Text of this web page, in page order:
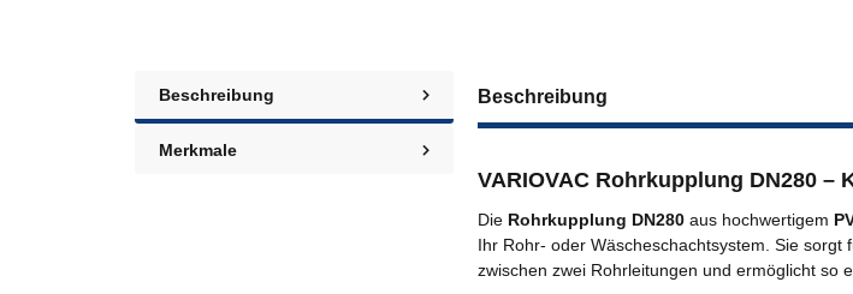
Beschreibung
Merkmale
Beschreibung
VARIOVAC Rohrkupplung DN280 –
Die Rohrkupplung DN280 aus hochwertigem
Ihr Rohr- oder Wäscheschachtsystem. Sie sorgt
zwischen zwei Rohrleitungen und ermöglicht so